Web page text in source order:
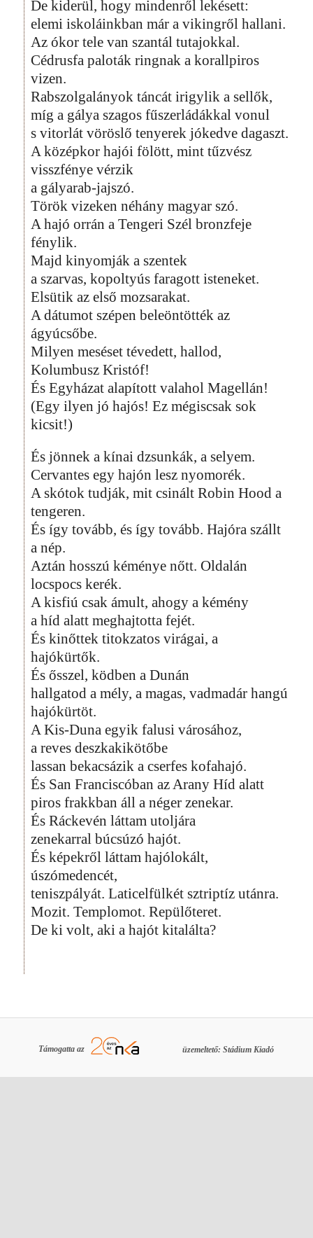
De kiderül, hogy mindenről lekésett:
elemi iskoláinkban már a vikingről hallani.
Az ókor tele van szantál tutajokkal.
Cédrusfa paloták ringnak a korallpiros
vizen.
Rabszolgalányok táncát irigylik a sellők,
míg a gálya szagos fűszerládákkal vonul
s vitorlát vöröslő tenyerek jókedve dagaszt.
A középkor hajói fölött, mint tűzvész
visszfénye vérzik
a gályarab-jajszó.
Török vizeken néhány magyar szó.
A hajó orrán a Tengeri Szél bronzfeje
fénylik.
Majd kinyomják a szentek
a szarvas, kopoltyús faragott isteneket.
Elsütik az első mozsarakat.
A dátumot szépen beleöntötték az
ágyúcsőbe.
Milyen meséset tévedett, hallod,
Kolumbusz Kristóf!
És Egyházat alapított valahol Magellán!
(Egy ilyen jó hajós! Ez mégiscsak sok
kicsit!)
És jönnek a kínai dzsunkák, a selyem.
Cervantes egy hajón lesz nyomorék.
A skótok tudják, mit csinált Robin Hood a
tengeren.
És így tovább, és így tovább. Hajóra szállt
a nép.
Aztán hosszú kéménye nőtt. Oldalán
locspocs kerék.
A kisfiú csak ámult, ahogy a kémény
a híd alatt meghajtotta fejét.
És kinőttek titokzatos virágai, a
hajókürtők.
És ősszel, ködben a Dunán
hallgatod a mély, a magas, vadmadár hangú
hajókürtöt.
A Kis-Duna egyik falusi városához,
a reves deszkakikötőbe
lassan bekacsázik a cserfes kofahajó.
És San Franciscóban az Arany Híd alatt
piros frakkban áll a néger zenekar.
És Ráckevén láttam utoljára
zenekarral búcsúzó hajót.
És képekről láttam hajólokált,
úszómedencét,
teniszpályát. Laticelfülkét sztriptíz utánra.
Mozit. Templomot. Repülőteret.
De ki volt, aki a hajót kitalálta?
Támogatta az üzemeltető: Stádium Kiadó